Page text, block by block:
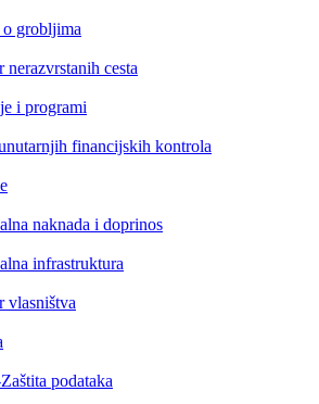
grobljima
nerazvrstanih cesta
i programi
financijskih kontrola
naknada i doprinos
infrastruktura
vlasništva
podataka